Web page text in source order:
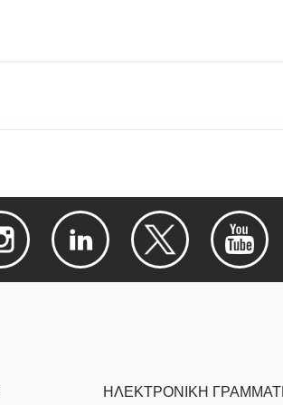
ΗΛΕΚΤΡΟΝΙΚΉ